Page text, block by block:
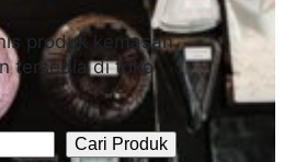
produk kemasan
tersedia di toko
Cari Produk